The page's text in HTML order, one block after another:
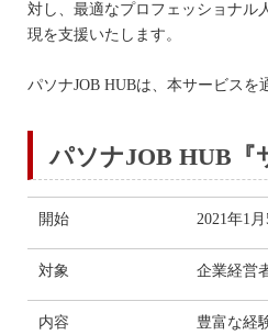
対し、最適なプロフェッショナル
現を支援いたします。
パソナJOB HUBは、本サービスを
パソナJOB HUB『
開始 2021年1月
対象 企業経営
内容
豊富な経